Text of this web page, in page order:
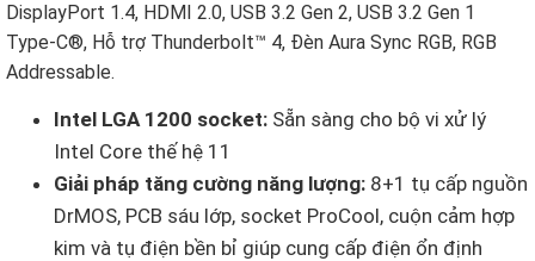
DisplayPort 1.4, HDMI 2.0, USB 3.2 Gen 2, USB 3.2 Gen 1
Type-C®, Hỗ trợ Thunderbolt™ 4, Đèn Aura Sync RGB, RGB
Addressable.
Intel LGA 1200 socket: Sẵn sàng cho bộ vi xử lý
Intel Core thế hệ 11
Giải pháp tăng cường năng lượng: 8+1 tụ cấp nguồn
DrMOS, PCB sáu lớp, socket ProCool, cuộn cảm hợp
kim và tụ điện bền bỉ giúp cung cấp điện ổn định